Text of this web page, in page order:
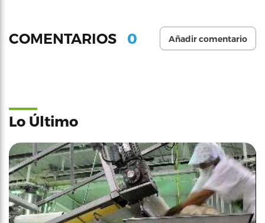
COMENTARIOS 0 Añadir comentario
Lo Último